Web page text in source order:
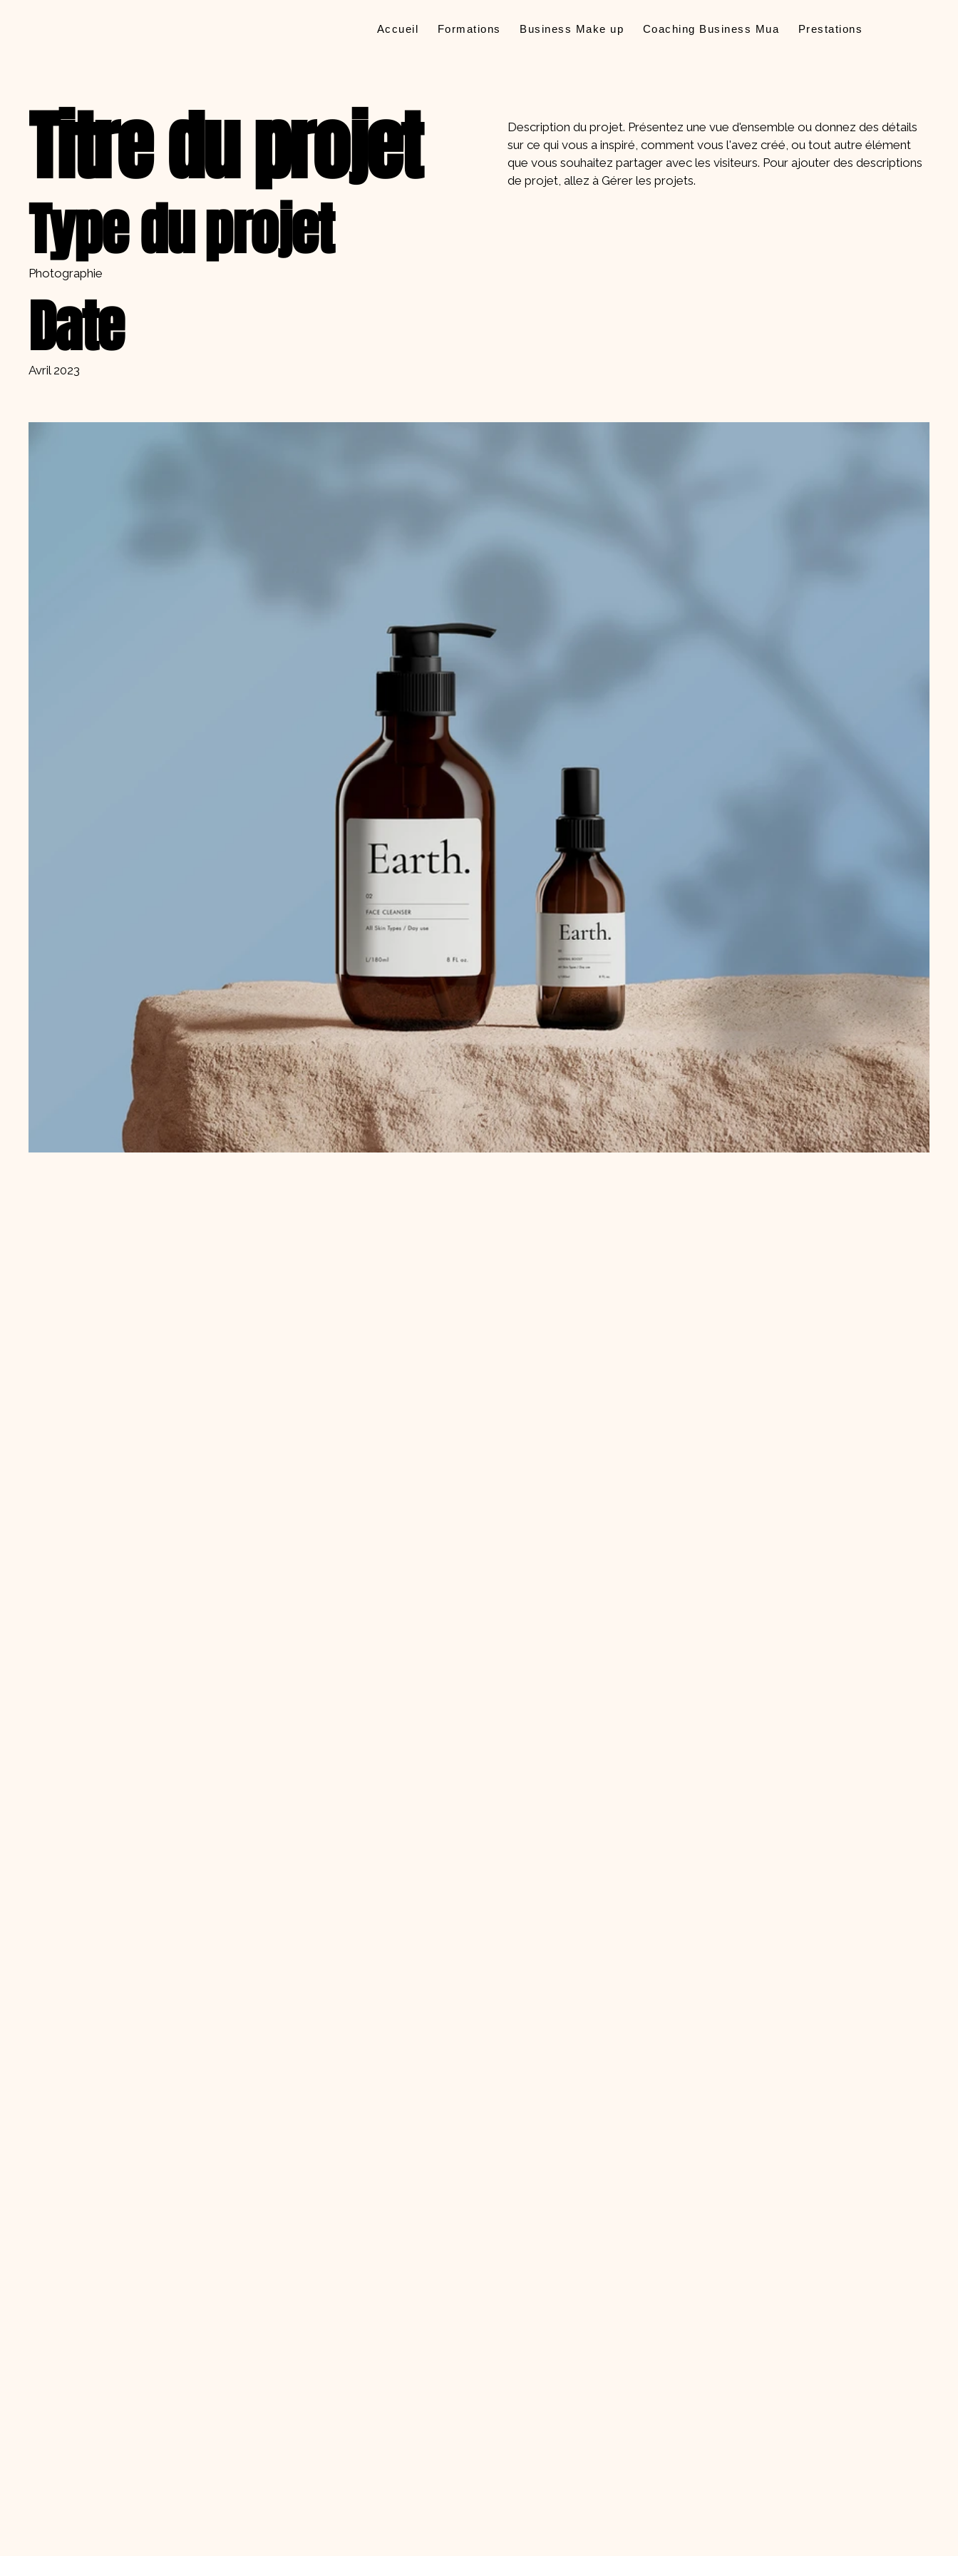
Accueil Formations Business Make up Coaching Business Mua Prestations
Titre du projet
Type du projet
Photographie
Date
Avril 2023
Description du projet. Présentez une vue d'ensemble ou donnez des détails
sur ce qui vous a inspiré, comment vous l'avez créé, ou tout autre élément
que vous souhaitez partager avec les visiteurs. Pour ajouter des descriptions
de projet, allez à Gérer les projets.